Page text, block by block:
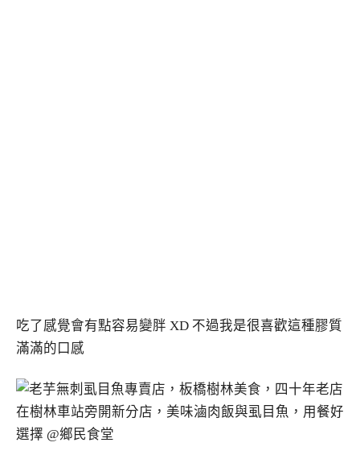
吃了感覺會有點容易變胖 XD 不過我是很喜歡這種膠質
滿滿的口感